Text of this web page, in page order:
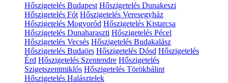
Hőszigetelés Budapest Hőszigetelés Dunakeszi
Hőszigetelés Fót Hőszigetelés Veresegyház
Hőszigetelés Mogyoród Hőszigetelés Kistarcsa
Hőszigetelés Dunaharaszti Hőszigetelés Pécel
Hőszigetelés Vecsés Hőszigetelés Budakalász
Hőszigetelés Budaörs Hőszigetelés Dósd Hőszigetelés
Érd Hőszigetelés Szentendre Hőszigetelés
Szigetszentmiklós Hőszigetelés Törökbálint
Hőszigetelés Halásztelek